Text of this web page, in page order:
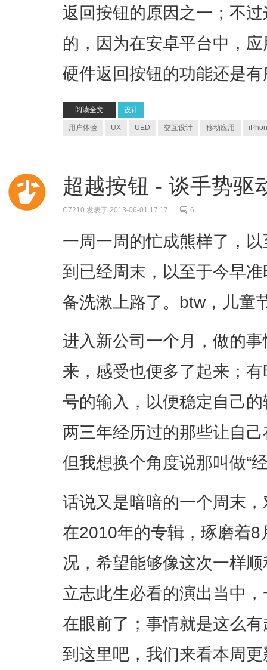
返回按钮的原因之一；不
的，因为在安卓平台中，
硬件返回按钮的功能还是
阅读全文 设计
用户体验 UX UED 交互设计 移动应用
超越按钮 - 谈手势
C7210 发表于 2013-06-01 17:17 6
一周一周的忙成熊样了，
到已经周末，以至于今早
备洗漱上路了。btw，儿童
进入新公司一个月，做的
来，感受也便多了起来；
号的输入，以便稳定自己
两三年经历过的那些让自
但我想换个角度说那叫做“
话说又是暗暗的一个周末
在2010年的专辑，琢磨着
况，希望能够像这次一样
立志此生必看的演出当中
在眼前了；事情就是这么
到这里吧，我们来看本周